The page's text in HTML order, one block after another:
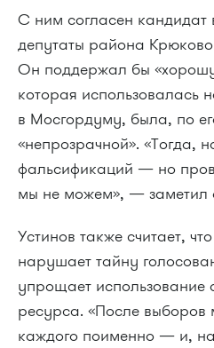
С ним согласен
депутаты района Крюково
Он поддержал бы
которая использовалась
в Мосгордуму, была, по
«непрозрачной». «Тогда,
фальсификаций — но
мы не можем», — заметил
Устинов также считает,
нарушает тайну
упрощает использование
ресурса. «После выборов
каждого поименно — и,